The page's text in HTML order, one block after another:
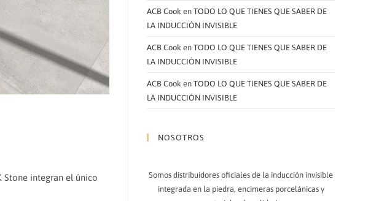
Stone integran el único
ACB Cook en TODO LO QUE TIENES QUE SABER DE
LA INDUCCIÓN INVISIBLE
ACB Cook en TODO LO QUE TIENES QUE SABER DE
LA INDUCCIÓN INVISIBLE
ACB Cook en TODO LO QUE TIENES QUE SABER DE
LA INDUCCIÓN INVISIBLE
NOSOTROS
Somos distribuidores oficiales de la inducción invisible
integrada en la piedra, encimeras porcelánicas y